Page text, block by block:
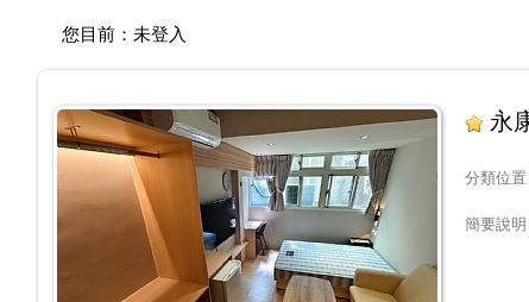
您目前： 未登入
永
分類位置
簡要說明